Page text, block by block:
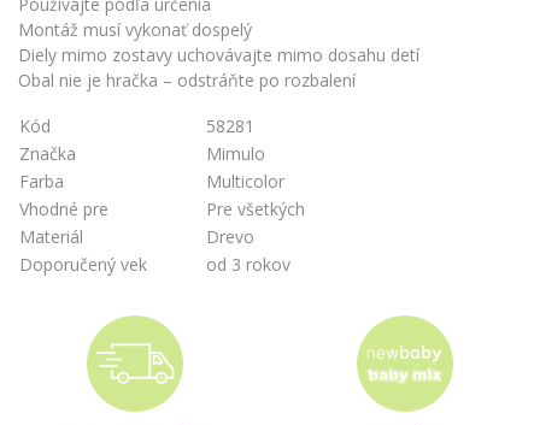
Montáž musí vykonať dospelý
Diely mimo zostavy uchovávajte mimo dosahu detí
Obal nie je hračka – odstráňte po rozbalení
Kód
58281
Značka
Mimulo
Farba
Multicolor
Vhodné pre
Pre všetkých
Materiál
Drevo
Doporučený vek
od 3 rokov